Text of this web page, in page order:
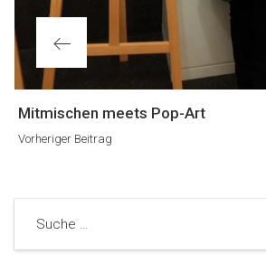
Vorheriger
Beitrag
Mitmischen meets Pop-Art
Vorheriger Beitrag